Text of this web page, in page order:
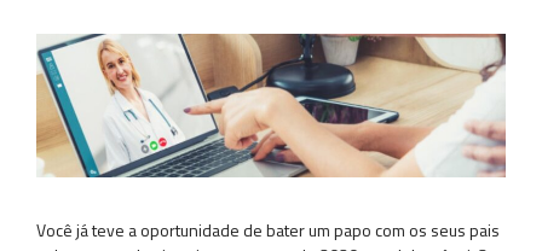
Você já teve a oportunidade de bater um papo com os seus pais